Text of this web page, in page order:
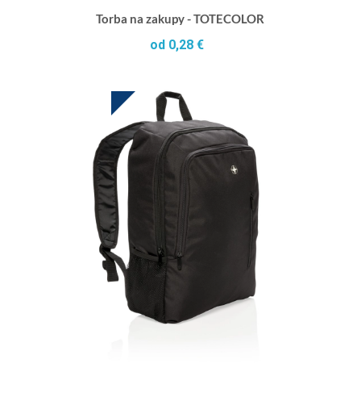
Torba na zakupy - TOTECOLOR
od 0,28 €